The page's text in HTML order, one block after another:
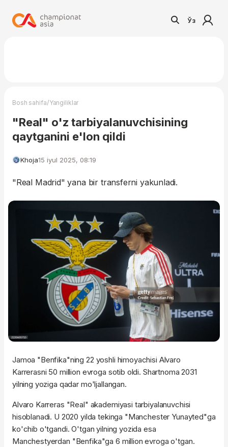
Ўз
Bosh sahifa/Yangiliklar
"Real" o'z tarbiyalanuvchisining
qaytganini e'lon qildi
Khoja15 iyul 2025, 08:19
"Real Madrid" yana bir transferni yakunladi.
Jamoa "Benfika"ning 22 yoshli himoyachisi Alvaro
Karrerasni 50 million evroga sotib oldi. Shartnoma 2031
yilning yoziga qadar mo'ljallangan.
Alvaro Karreras "Real" akademiyasi tarbiyalanuvchisi
hisoblanadi. U 2020 yilda tekinga "Manchester Yunayted"ga
ko'chib o'tgandi. O'tgan yilning yozida esa
Manchestyerdan "Benfika"ga 6 million evroga o'tgan.